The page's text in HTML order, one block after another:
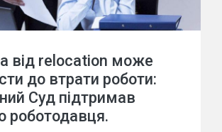
від relocation може
до втрати роботи:
Суд підтримав
роботодавця.